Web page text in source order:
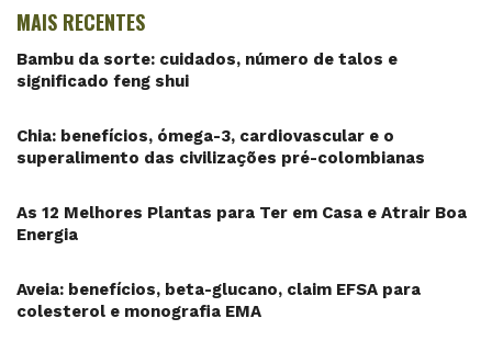
MAIS RECENTES
Bambu da sorte: cuidados, número de talos e
significado feng shui
Chia: benefícios, ómega-3, cardiovascular e o
superalimento das civilizações pré-colombianas
As 12 Melhores Plantas para Ter em Casa e Atrair Boa
Energia
Aveia: benefícios, beta-glucano, claim EFSA para
colesterol e monografia EMA